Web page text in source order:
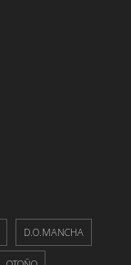
D.O.MANCHA